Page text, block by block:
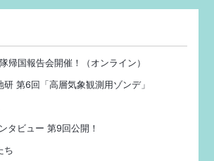
帰国報告会開催！（オンライン）
第6回「高層気象観測用ゾンデ」
タビュー 第9回公開！
ち